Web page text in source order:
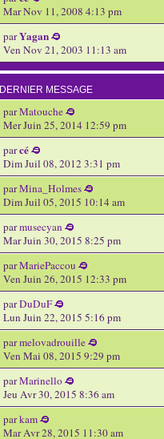
Mar Nov 11, 2008 4:13 pm
parYagan
Ven Nov 21, 2003 11:13 am
DERNIER MESSAGE
parMatouche
Mer Juin 25, 2014 12:59 pm
parcé
Dim Juil 08, 2012 3:31 pm
parMina_Holmes
Dim Juil 05, 2015 10:14 am
parmusecyan
Mar Juin 30, 2015 8:25 pm
parMariePaccou
Ven Juin 26, 2015 12:33 pm
parDuDuF
Lun Juin 22, 2015 5:16 pm
parmelovadrouille
Ven Mai 08, 2015 9:29 pm
parMarinello
Jeu Avr 30, 2015 8:36 am
parkam
Mar Avr 28, 2015 11:30 am